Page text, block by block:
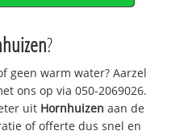
?
geen warm water? Aarzel
ons op via 050-2069026.
uit Hornhuizen aan de
of offerte dus snel en